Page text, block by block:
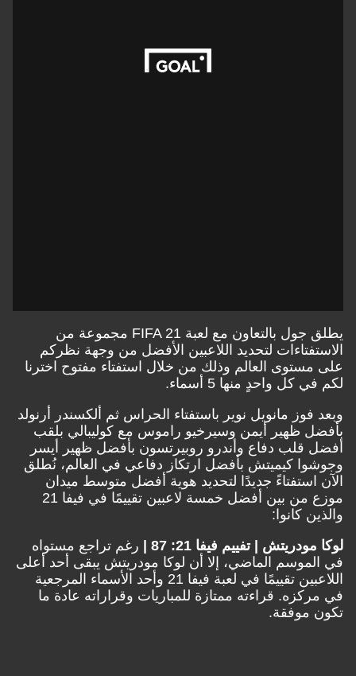
يطلق جول بالتعاون مع لعبة FIFA 21 مجموعة من
الاستفتاءات لتحديد اللاعبين الأفضل من وجهة نظركم
على مستوى العالم وذلك من خلال استفتاء مفتوح اخترنا
لكم في كل واحدٍ منها 5 أسماء.
وبعد فوز مانويل نوير باستفتاء الحراس ثم ألكسندر أرنولد
بأفضل ظهير أيمن وسيرخيو راموس مع كوليبالي بلقب
أفضل قلب دفاع وأندرو روبيرتسون بأفضل ظهير أيسر
وجوشوا كيميتش بأفضل ارتكاز دفاعي في العالم، نُطلق
الآن استفتاءً جديدًا لتحديد هوية أفضل متوسط ميدان
موزع من بين أفضل خمسة لاعبين تقييمًا في فيفا 21
والذين كانوا:
لوكا مودريتش | تفييم فيفا 21: 87 |
رغم تراجع مستواه
في الموسم الماضي، إلا أن لوكا مودريتش يبقى أحد أعلى
اللاعبين تقييمًا في لعبة فيفا 21 وأحد الأسماء المرجعية
في مركزه. قراءته ممتازة للمباريات وقراراته عادة ما
تكون موفقة.